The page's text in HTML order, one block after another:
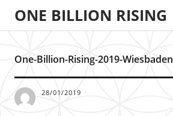
ONE BILLION RISING
One-Billion-Rising-2019-Wiesbaden
28/01/2019